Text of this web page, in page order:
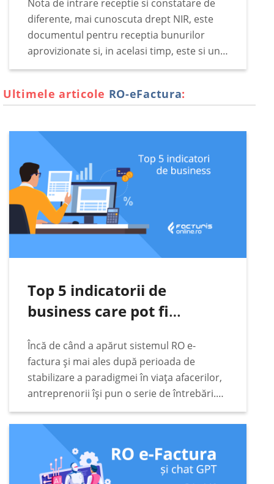
Nota de intrare receptie si constatare de
diferente, mai cunoscuta drept NIR, este
documentul pentru receptia bunurilor
aprovizionate si, in acelasi timp, este si un
document justificativ pentru incarcarea in
intocmeste de catre comisia de receptie…
Ultimele articole RO-eFactura:
Top 5 indicatorii de
business care pot fi
datelor din RO e-Factura
Încă de când a apărut sistemul RO e-
factura și mai ales după perioada de
stabilizare a paradigmei în viața afacerilor,
antreprenorii își pun o serie de întrebări.
Unele dintre acestea sunt extrem de
pragmatice. Printre acestea se numără cele
legate…